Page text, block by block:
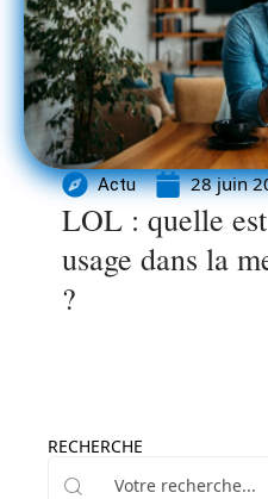
Actu 28 juin
LOL : quelle
usage dans la
?
RECHERCHE